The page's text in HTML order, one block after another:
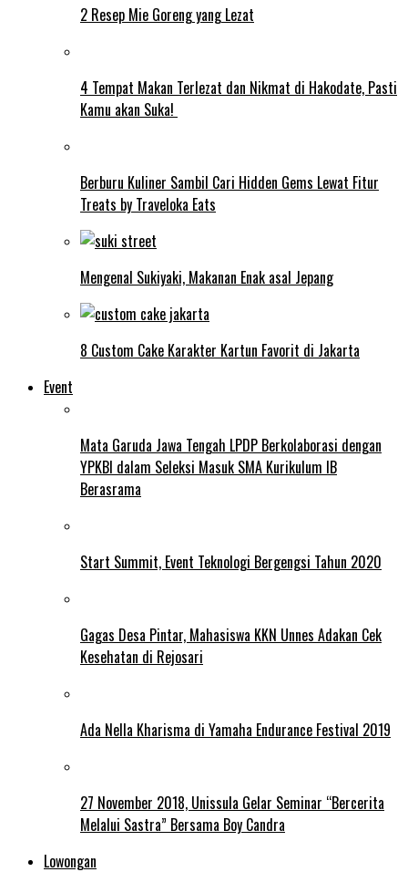
2 Resep Mie Goreng yang Lezat
4 Tempat Makan Terlezat dan Nikmat di Hakodate, Pasti
Kamu akan Suka!
Berburu Kuliner Sambil Cari Hidden Gems Lewat Fitur
Treats by Traveloka Eats
Mengenal Sukiyaki, Makanan Enak asal Jepang
8 Custom Cake Karakter Kartun Favorit di Jakarta
Event
Mata Garuda Jawa Tengah LPDP Berkolaborasi dengan
YPKBI dalam Seleksi Masuk SMA Kurikulum IB
Berasrama
Start Summit, Event Teknologi Bergengsi Tahun 2020
Gagas Desa Pintar, Mahasiswa KKN Unnes Adakan Cek
Kesehatan di Rejosari
Ada Nella Kharisma di Yamaha Endurance Festival 2019
27 November 2018, Unissula Gelar Seminar “Bercerita
Melalui Sastra” Bersama Boy Candra
Lowongan